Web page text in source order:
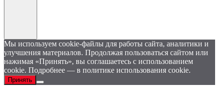
Мы используем cookie-файлы для работы сайта, аналитики и
улучшения материалов. Продолжая пользоваться сайтом или
нажимая «Принять», вы соглашаетесь с использованием
cookie. Подробнее — в политике использования cookie.
Принять